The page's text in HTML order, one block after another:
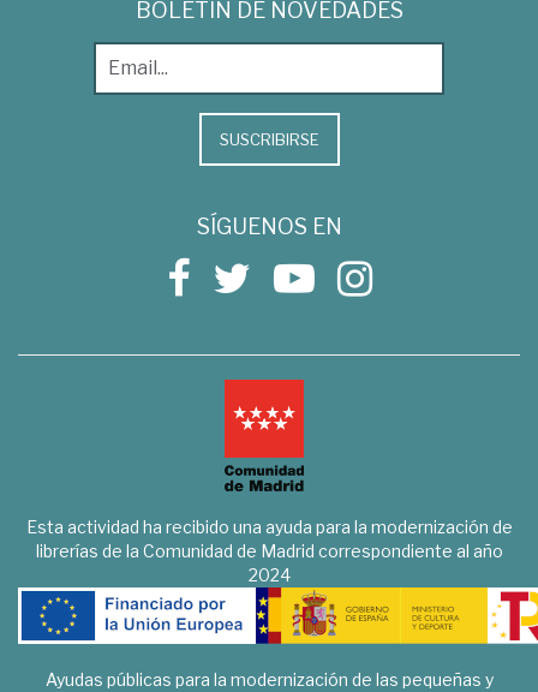
BOLETÍN DE NOVEDADES
SUSCRIBIRSE
SÍGUENOS EN
Esta actividad ha recibido una ayuda para la modernización de
librerías de la Comunidad de Madrid correspondiente al año
2024
Ayudas públicas para la modernización de las pequeñas y